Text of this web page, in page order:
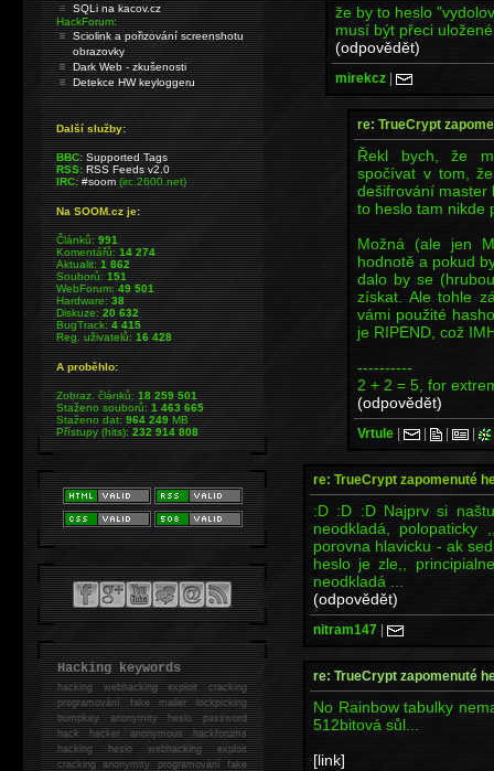
že by to heslo
musí být přeci uložené
(odpovědět)
mirekcz |
re: TrueCrypt
Řekl bych, že
spočívat v tom,
dešifrování master
to heslo tam nikde
Možná (ale jen
hodnotě a pokud
dalo by se
získat. Ale tohle
vámi použité
je RIPEND, což
----------
2 + 2 = 5, for
(odpovědět)
Vrtule | | | |
re: TrueCrypt zapomenuté
:D :D :D Najprv si
neodkladá, polopaticky
porovna hlavicku - ak
heslo je zle,,
neodkladá ...
(odpovědět)
nitram147 |
re: TrueCrypt zapomenuté
No Rainbow tabulky
512bitová sůl...
[link]
SQLi na kacov.cz
HackForum:
Sciolink a pořizování screenshotu
obrazovky
Dark Web - zkušenosti
Detekce HW keyloggeru
Další služby:
BBC: Supported Tags
RSS: RSS Feeds v2.0
IRC: #soom(irc.2600.net)
Na SOOM.cz je:
Článků:991
Komentářů:14 274
Aktualit:1 862
Souborů:151
WebForum:49 501
Hardware:38
Diskuze:20 632
BugTrack:4 415
Reg. uživatelů:16 428
A proběhlo:
Zobraz. článků:18 259 501
Staženo souborů:1 463 665
Staženo dat:964 249MB
Přístupy (hits):232 914 808
Hacking keywords
hackingwebhacking exploit cracking
programování fake mailer lockpicking
bumpkey anonymity heslo password
hackhacker anonymous hackforums
hackingheslo webhacking exploit
cracking anonymity programování fake